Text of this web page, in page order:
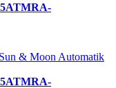
RA-
RA-